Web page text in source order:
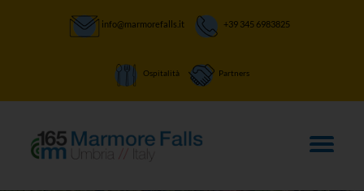
info@marmorefalls.it +39 345 6983825
Ospitalità Partners